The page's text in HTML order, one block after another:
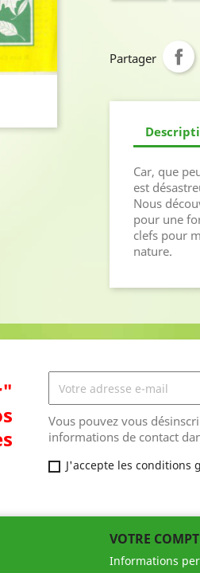
Partager
Car, que
est
Nous
pour une
clefs pour
nature .
Vous pouvez vous
informations de contact
J'accepte les
VOTRE
Informations